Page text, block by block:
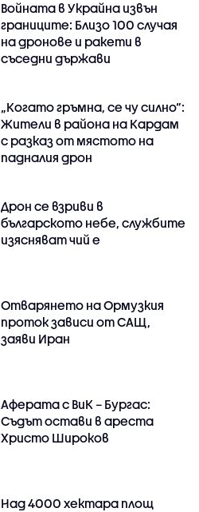
Войната в Украйна извън
границите: Близо 100 случая
на дронове и ракети в
съседни държави
„Когато гръмна, се чу силно“:
Жители в района на Кардам
с разказ от мястото на
падналия дрон
Дрон се взриви в
българското небе, службите
изясняват чий е
Отварянето на Ормузкия
проток зависи от САЩ,
заяви Иран
Аферата с ВиК – Бургас:
Съдът остави в ареста
Христо Широков
Над 4000 хектара площ